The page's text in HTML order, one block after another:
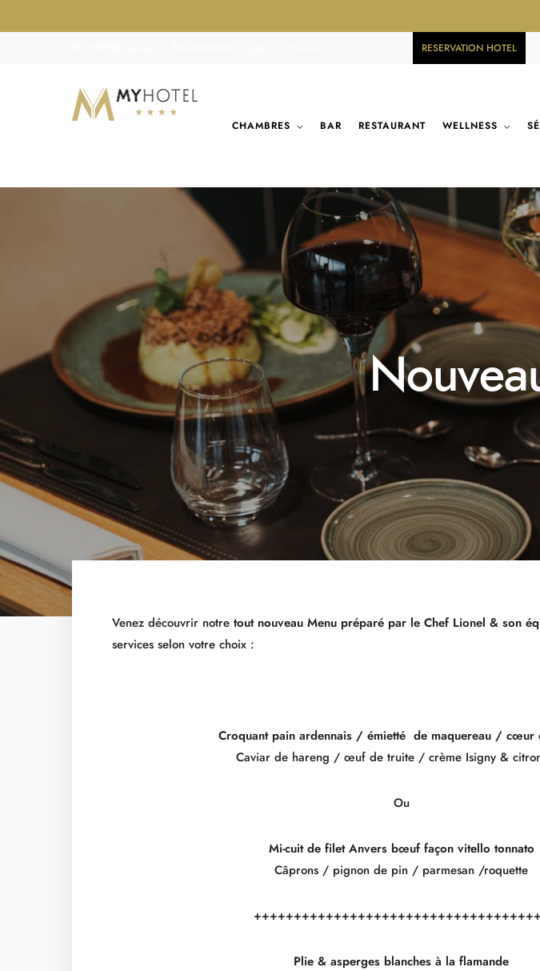
RESERVATION HOTEL
CHAMBRES BAR RESTAURANT WELLNESS
Venez découvrir notre tout nouveau Menu préparé par le Chef Lionel & son
services selon votre choix :
Croquant pain ardennais / émietté de maquereau / cœur
Caviar de hareng / œuf de truite / crème Isigny &
Ou
Mi-cuit de filet Anvers bœuf façon vitello tonnato
Câprons / pignon de pin / parmesan /roquette
Plie & asperges blanches à la flamande